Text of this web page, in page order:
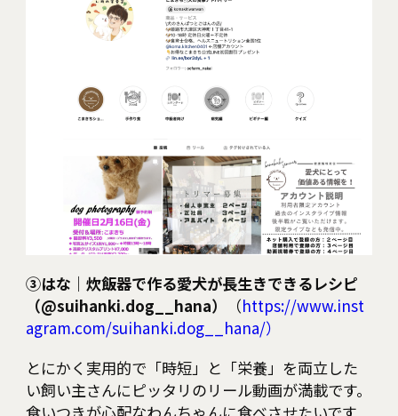
③はな｜炊飯器で作る愛犬が長生きできるレシピ
（@suihanki.dog__hana）
（https://www.inst
agram.com/suihanki.dog__hana/）
とにかく実用的で「時短」と「栄養」を両立した
い飼い主さんにピッタリのリール動画が満載です。